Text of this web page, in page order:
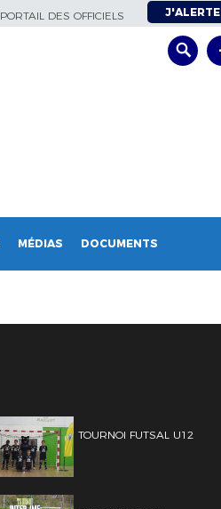
PORTAIL DES OFFICIELS J'ALERTE
MÉDIAS DOCUMENTS
TOURNOI FUTSAL U12